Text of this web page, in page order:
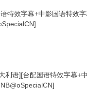
特效字幕+中影国语特效
语][台配国语特效字幕+